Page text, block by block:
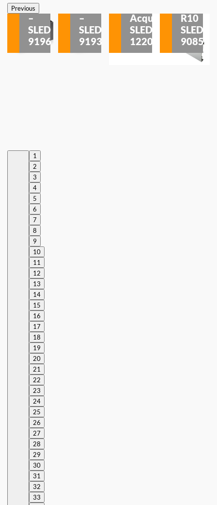
PreviousSobrepor
–
SLED
9196
–
SLED
9193
Acqua
SLED
1220
R10
SLED
9085
1
2
3
4
5
6
7
8
9
10
11
12
13
14
15
16
17
18
19
20
21
22
23
24
25
26
27
28
29
30
31
32
33